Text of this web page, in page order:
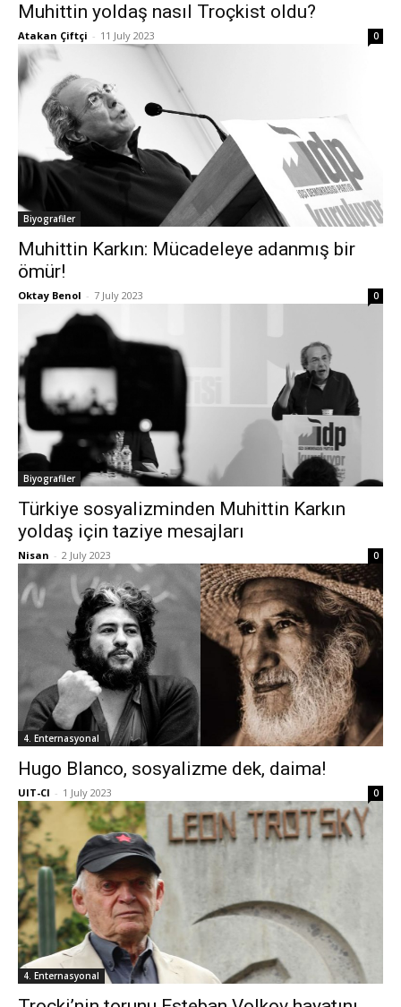
Muhittin yoldaş nasıl Troçkist oldu?
Atakan Çiftçi - 11 July 2023 0
Biyografiler
Muhittin Karkın: Mücadeleye adanmış bir
ömür!
Oktay Benol - 7 July 2023 0
Biyografiler
Türkiye sosyalizminden Muhittin Karkın
yoldaş için taziye mesajları
Nisan - 2 July 2023 0
4. Enternasyonal
Hugo Blanco, sosyalizme dek, daima!
UIT-CI - 1 July 2023 0
4. Enternasyonal